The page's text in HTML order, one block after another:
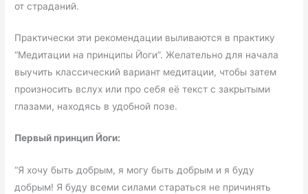
от страданий.
Практически эти рекомендации выливаются в практику
“Медитации на принципы Йоги”. Желательно для начала
выучить классический вариант медитации, чтобы затем
произносить вслух или про себя её текст с закрытыми
глазами, находясь в удобной позе.
Первый принцип Йоги:
“Я хочу быть добрым, я могу быть добрым и я буду
добрым! Я буду всеми силами стараться не причинять